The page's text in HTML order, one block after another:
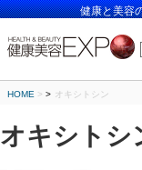
健康と美容
HOME > オキシトシン
オキシトシ